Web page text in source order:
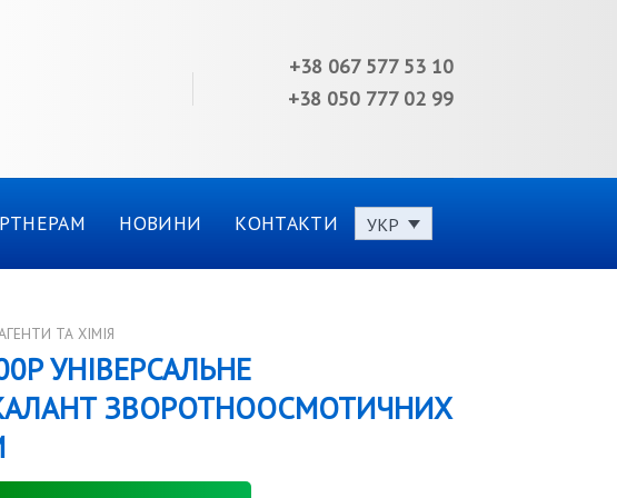
+38 067 577 53 10
+38 050 777 02 99
НОВИНИ КОНТАКТИ УКР
ТА ХІМІЯ
УНІВЕРСАЛЬНЕ
ЗВОРОТНООСМОТИЧНИХ